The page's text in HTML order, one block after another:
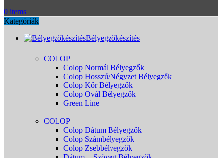
0 items
Kategóriák
Bélyegzőkészítés
COLOP
Colop Normál Bélyegzők
Colop Hosszú/Négyzet Bélyegzők
Colop Kőr Bélyegzők
Colop Ovál Bélyegzők
Green Line
COLOP
Colop Dátum Bélyegzők
Colop Számbélyegzők
Colop Zsebbélyegzők